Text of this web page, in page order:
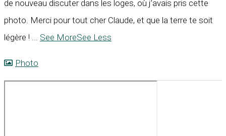
de nouveau discuter dans les loges, où j’avais pris cette
photo. Merci pour tout cher Claude, et que la terre te soit
légère ! ... See MoreSee Less
Photo